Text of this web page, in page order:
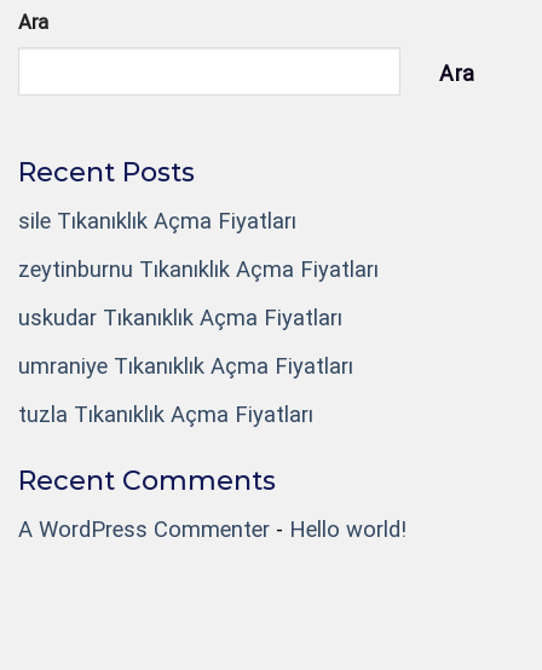
Ara
Ara
Recent Posts
sile Tıkanıklık Açma Fiyatları
zeytinburnu Tıkanıklık Açma Fiyatları
uskudar Tıkanıklık Açma Fiyatları
umraniye Tıkanıklık Açma Fiyatları
tuzla Tıkanıklık Açma Fiyatları
Recent Comments
A WordPress Commenter - Hello world!